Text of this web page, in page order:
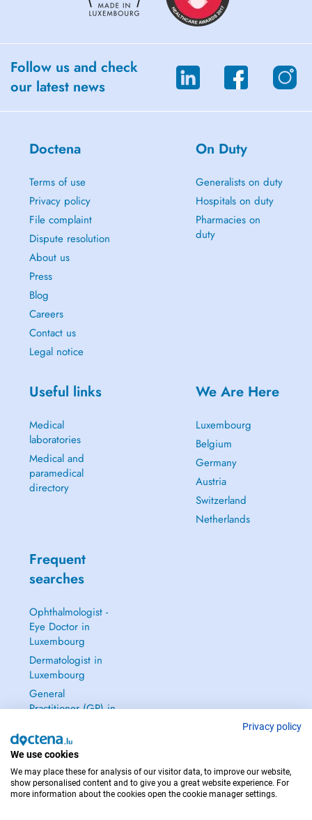
Follow us and check
our latest news
Doctena
Terms of use
Privacy policy
File complaint
Dispute resolution
About us
Press
Blog
Careers
Contact us
Legal notice
On Duty
Generalists on duty
Hospitals on duty
Pharmacies on
duty
Useful links
Medical
laboratories
Medical and
paramedical
directory
We Are Here
Luxembourg
Belgium
Germany
Austria
Switzerland
Netherlands
Frequent
searches
Ophthalmologist -
Eye Doctor in
Luxembourg
Dermatologist in
Luxembourg
General
Practitioner (GP) in
Gynecologist in
Luxembourg
See all →
Privacy policy
We use cookies
We may place these for analysis of our visitor data, to improve our website,
show personalised content and to give you a great website experience. For
more information about the cookies open the cookie manager settings.